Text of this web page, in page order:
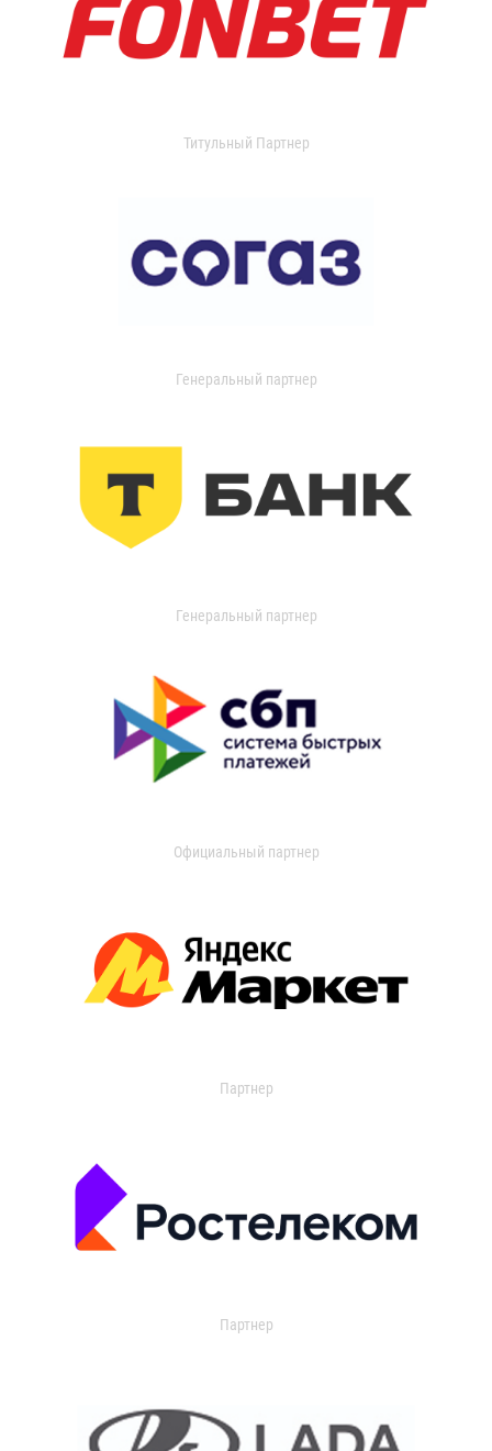
Титульный Партнер
Генеральный партнер
Генеральный партнер
Официальный партнер
Партнер
Партнер